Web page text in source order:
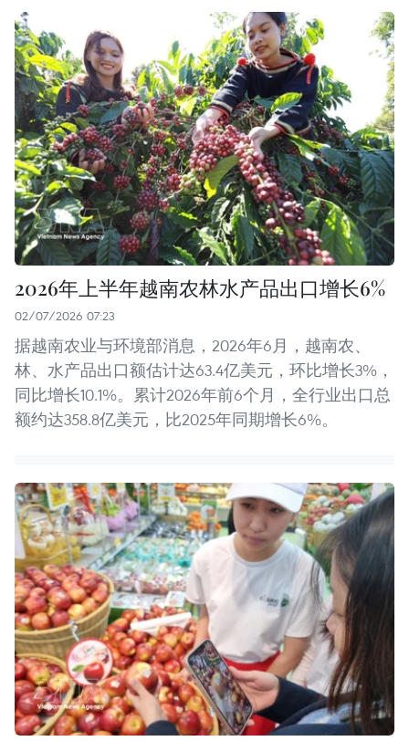
2026年上半年越南农林水产品出口增长6%
02/07/2026 07:23
据越南农业与环境部消息，2026年6月，越南农、
林、水产品出口额估计达63.4亿美元，环比增长3%，
同比增长10.1%。累计2026年前6个月，全行业出口总
额约达358.8亿美元，比2025年同期增长6%。